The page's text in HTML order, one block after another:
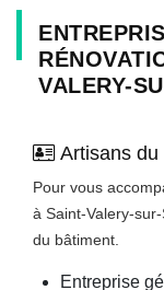
VALERY-
Artisans du
Pour vous
à Saint-Valery-
du bâtiment.
Entreprise